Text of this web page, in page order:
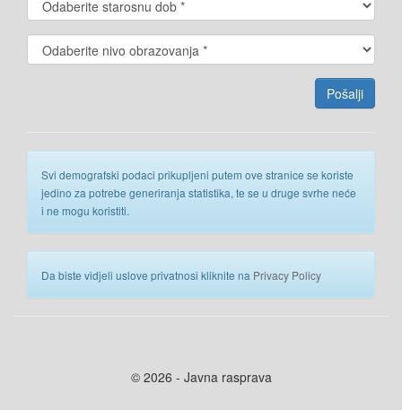
Svi demografski podaci prikupljeni putem ove stranice se koriste
jedino za potrebe generiranja statistika, te se u druge svrhe neće
i ne mogu koristiti.
Da biste vidjeli uslove privatnosi kliknite na Privacy Policy
© 2026 - Javna rasprava